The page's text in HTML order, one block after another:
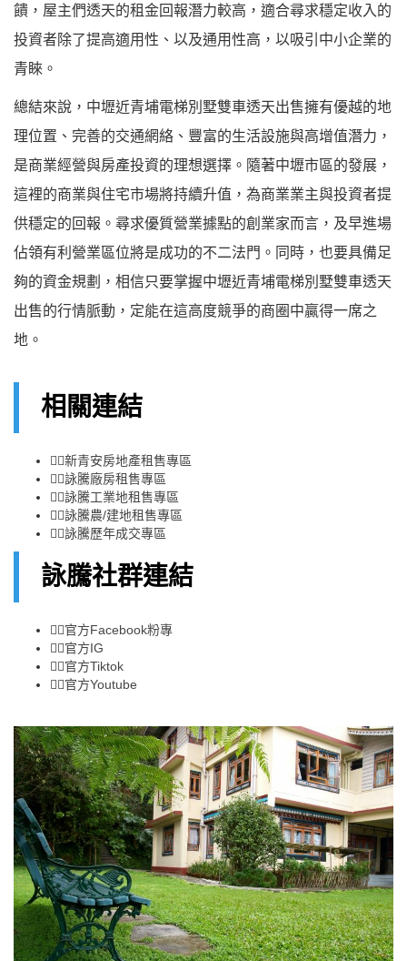
饋，屋主們透天的租金回報潛力較高，適合尋求穩定收入的
投資者除了提高適用性、以及通用性高，以吸引中小企業的
青睞。
總結來說，中壢近青埔電梯別墅雙車透天出售擁有優越的地
理位置、完善的交通網絡、豐富的生活設施與高增值潛力，
是商業經營與房產投資的理想選擇。隨著中壢市區的發展，
這裡的商業與住宅市場將持續升值，為商業業主與投資者提
供穩定的回報。尋求優質營業據點的創業家而言，及早進場
佔領有利營業區位將是成功的不二法門。同時，也要具備足
夠的資金規劃，相信只要掌握中壢近青埔電梯別墅雙車透天
出售的行情脈動，定能在這高度競爭的商圈中贏得一席之
地。
相關連結
👉🏻新青安房地產租售專區
👉🏻詠騰廠房租售專區
👉🏻詠騰工業地租售專區
👉🏻詠騰農/建地租售專區
👉🏻詠騰歷年成交專區
詠騰社群連結
👉🏻官方Facebook粉專
👉🏻官方IG
👉🏻官方Tiktok
👉🏻官方Youtube